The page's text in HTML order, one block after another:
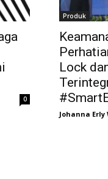
0
Produk
Lock
Johanna Erly